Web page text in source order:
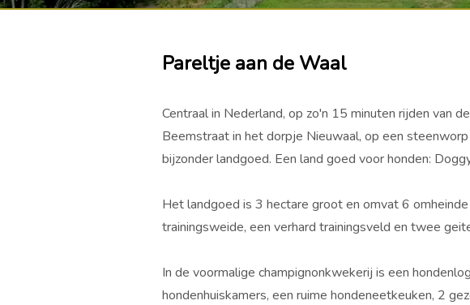
Pareltje aan de Waal
Centraal in Nederland, op zo'n 15 minuten rijden van
Beemstraat in het dorpje Nieuwaal, op een
bijzonder landgoed. Een land goed voor honden:
Het landgoed is 3 hectare groot en omvat 6
trainingsweide, een verhard trainingsveld en twee
In de voormalige champignonkwekerij is een
hondenhuiskamers, een ruime hondeneetkeuken, 2